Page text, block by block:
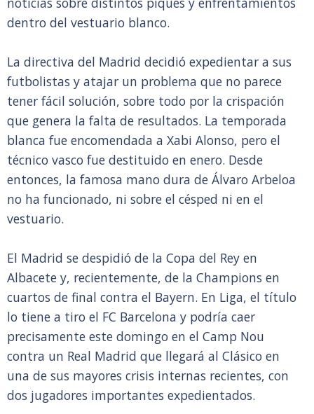
dentro del vestuario blanco.
La directiva del Madrid decidió expedientar a sus
futbolistas y atajar un problema que no parece
tener fácil solución, sobre todo por la crispación
que genera la falta de resultados. La temporada
blanca fue encomendada a Xabi Alonso, pero el
técnico vasco fue destituido en enero. Desde
entonces, la famosa mano dura de Álvaro Arbeloa
no ha funcionado, ni sobre el césped ni en el
vestuario.
El Madrid se despidió de la Copa del Rey en
Albacete y, recientemente, de la Champions en
cuartos de final contra el Bayern. En Liga, el título
lo tiene a tiro el FC Barcelona y podría caer
precisamente este domingo en el Camp Nou
contra un Real Madrid que llegará al Clásico en
una de sus mayores crisis internas recientes, con
dos jugadores importantes expedientados.